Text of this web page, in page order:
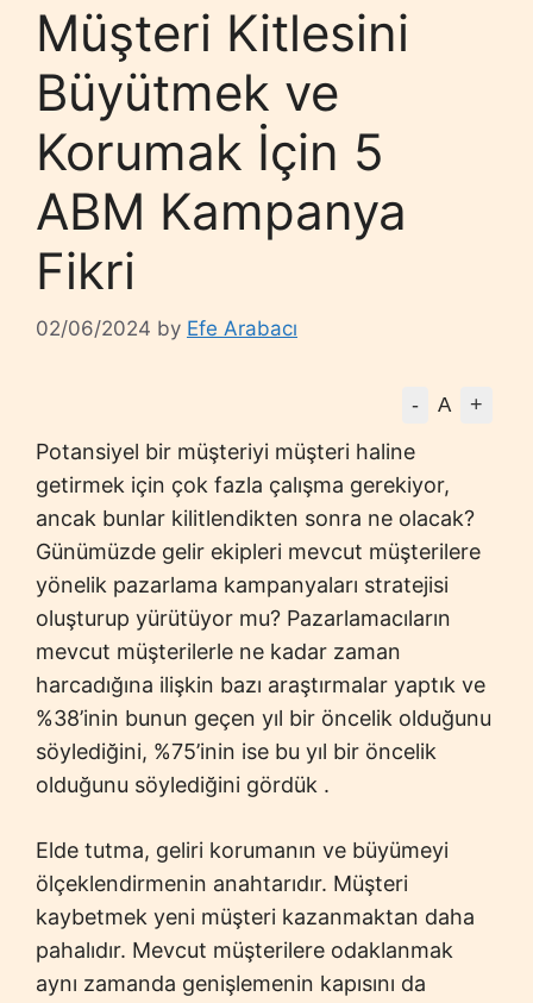
Müşteri Kitlesini
Büyütmek ve
Korumak İçin 5
ABM Kampanya
Fikri
02/06/2024 by Efe Arabacı
- A +
Potansiyel bir müşteriyi müşteri haline
getirmek için çok fazla çalışma gerekiyor,
ancak bunlar kilitlendikten sonra ne olacak?
Günümüzde gelir ekipleri mevcut müşterilere
yönelik pazarlama kampanyaları stratejisi
oluşturup yürütüyor mu? Pazarlamacıların
mevcut müşterilerle ne kadar zaman
harcadığına ilişkin bazı araştırmalar yaptık ve
%38’inin bunun geçen yıl bir öncelik olduğunu
söylediğini, %75’inin ise bu yıl bir öncelik
olduğunu söylediğini gördük .
Elde tutma, geliri korumanın ve büyümeyi
ölçeklendirmenin anahtarıdır. Müşteri
kaybetmek yeni müşteri kazanmaktan daha
pahalıdır. Mevcut müşterilere odaklanmak
aynı zamanda genişlemenin kapısını da